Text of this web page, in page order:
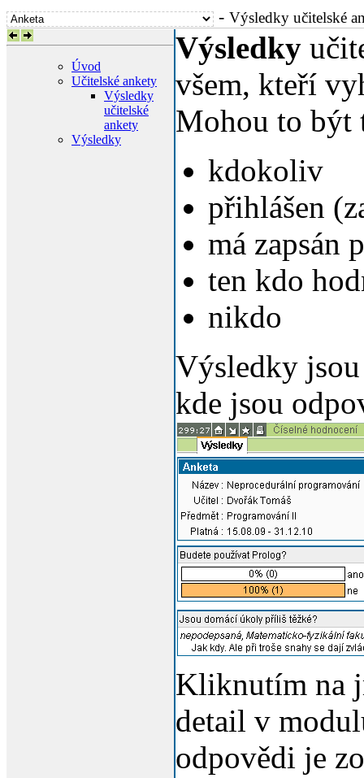
- Výsledky učitelské
Úvod
Učitelské ankety
Výsledky
učitelské
ankety
Výsledky
Výsledky
všem, kteří
Mohou to být
kdokoliv
přihlášen
má zapsán
ten kdo
nikdo
Výsledky
kde jsou
Kliknutím na
detail v
odpovědi je